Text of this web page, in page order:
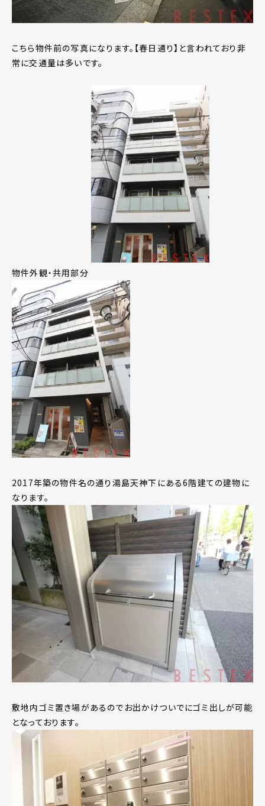
こちら物件前の写真になります。【春日通り】と言われており非
常に交通量は多いです。
物件外観・共用部分
2017年築の物件名の通り湯島天神下にある6階建ての建物に
なります。
敷地内ゴミ置き場があるのでお出かけついでにゴミ出しが可能
となっております。